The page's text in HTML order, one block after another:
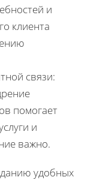
и
клиента
связи:
помогает
и
важно.
удобных